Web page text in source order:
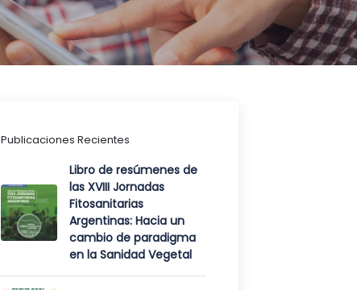
Publicaciones Recientes
Libro de resúmenes de
las XVIII Jornadas
Fitosanitarias
Argentinas: Hacia un
cambio de paradigma
en la Sanidad Vegetal